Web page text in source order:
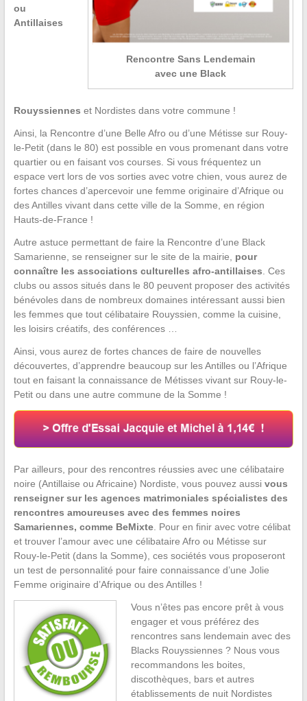
Rencontre Sans Lendemain
avec une Black
ou
Antillaises
Rouyssiennes et Nordistes dans votre commune !
Ainsi, la Rencontre d’une Belle Afro ou d’une Métisse sur Rouy-
le-Petit (dans le 80) est possible en vous promenant dans votre
quartier ou en faisant vos courses. Si vous fréquentez un
espace vert lors de vos sorties avec votre chien, vous aurez de
fortes chances d’apercevoir une femme originaire d’Afrique ou
des Antilles vivant dans cette ville de la Somme, en région
Hauts-de-France !
Autre astuce permettant de faire la Rencontre d’une Black
Samarienne, se renseigner sur le site de la mairie, pour
connaître les associations culturelles afro-antillaises . Ces
clubs ou assos situés dans le 80 peuvent proposer des activités
bénévoles dans de nombreux domaines intéressant aussi bien
les femmes que tout célibataire Rouyssien, comme la cuisine,
les loisirs créatifs, des conférences …
Ainsi, vous aurez de fortes chances de faire de nouvelles
découvertes, d’apprendre beaucoup sur les Antilles ou l’Afrique
tout en faisant la connaissance de Métisses vivant sur Rouy-le-
Petit ou dans une autre commune de la Somme !
Par ailleurs, pour des rencontres réussies avec une célibataire
noire (Antillaise ou Africaine) Nordiste, vous pouvez aussi vous
renseigner sur les agences matrimoniales spécialistes des
rencontres amoureuses avec des femmes noires
Samariennes, comme BeMixte. Pour en finir avec votre célibat
et trouver l’amour avec une célibataire Afro ou Métisse sur
Rouy-le-Petit (dans la Somme), ces sociétés vous proposeront
un test de personnalité pour faire connaissance d’une Jolie
Femme originaire d’Afrique ou des Antilles !
Vous n’êtes pas encore prêt à vous
engager et vous préférez des
rencontres sans lendemain avec des
Blacks Rouyssiennes ? Nous vous
recommandons les boites,
discothèques, bars et autres
établissements de nuit Nordistes